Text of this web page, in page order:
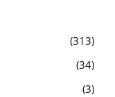
313
34
3